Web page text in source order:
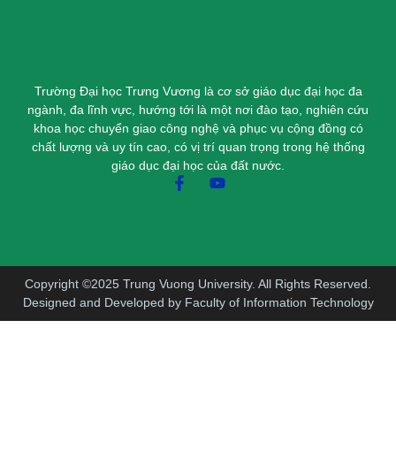
Trường Đại học Trưng Vương là cơ sở giáo dục đại học đa
ngành, đa lĩnh vực, hướng tới là một nơi đào tạo, nghiên cứu
khoa học chuyển giao công nghệ và phục vụ cộng đồng có
chất lượng và uy tín cao, có vị trí quan trọng trong hệ thống
giáo dục đại học của đất nước.
Copyright ©2025 Trung Vuong University. All Rights Reserved.
Designed and Developed by Faculty of Information Technology